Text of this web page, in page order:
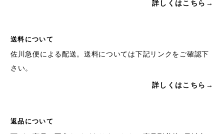
詳しくはこちら→
送料について
佐川急便による配送。送料については下記リンクをご確認下
さい。
詳しくはこちら→
返品について